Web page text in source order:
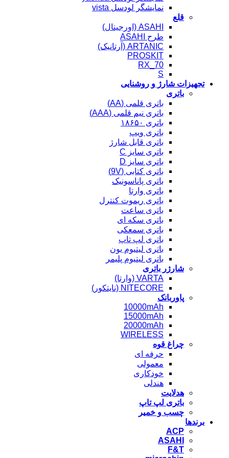
نمایشگر لودسل vista
قلع
ASAHI (اورجینال)
طرح ASAHI
ARTANIC (آرتانیک)
PROSKIT
RX_70
S
تجهیزات شارژ و روشنایی
باتری
باتری قلمی (AA)
باتری نیم قلمی (AAA)
باتری ۱۸۶۵۰
باتری ویپ
باتری قابل شارژ
باتری سایز C
باتری سایز D
باتری کتابی (9V)
باتری پاناسونیک
باتری وارتا
باتری ریموت کنترل
باتری ساعت
باتری سکه ای
باتری سمعکی
باتری لپ تاپ
باتری لیتیوم یون
باتری لیتیوم پلیمر
شارژر باتری
VARTA (وارتا)
NITECORE (نایتکور)
پاوربانک
10000mAh
15000mAh
20000mAh
WIRELESS
چراغ قوه
حرفه ای
معمولی
خودکاری
هندلی
هدلایت
باتری لپ تاپ
چسب و خمیر
برندها
ACP
ASAHI
F&T